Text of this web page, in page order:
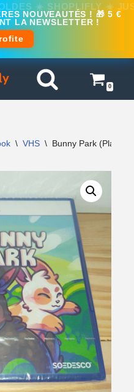
NOUVEAUTÉS ! 🎁 5 €
LA NEWSLETTER !
0
\ VHS \ Bunny Park